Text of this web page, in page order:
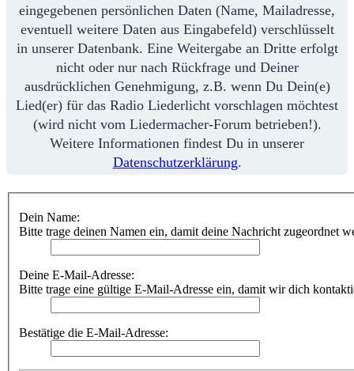
eingegebenen persönlichen Daten (Name, Mailadresse,
eventuell weitere Daten aus Eingabefeld) verschlüsselt
in unserer Datenbank. Eine Weitergabe an Dritte erfolgt
nicht oder nur nach Rückfrage und Deiner
ausdrücklichen Genehmigung, z.B. wenn Du Dein(e)
Lied(er) für das Radio Liederlicht vorschlagen möchtest
(wird nicht vom Liedermacher-Forum betrieben!).
Weitere Informationen findest Du in unserer
Datenschutzerklärung.
Dein Name:
Bitte trage deinen Namen ein, damit deine Nachricht zugeordnet
Deine E-Mail-Adresse:
Bitte trage eine gültige E-Mail-Adresse ein, damit wir dich
Bestätige die E-Mail-Adresse: